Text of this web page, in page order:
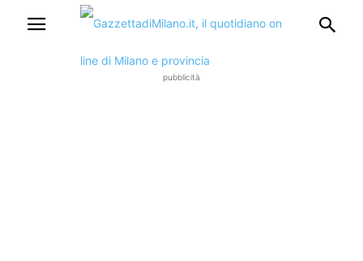
pubblicità